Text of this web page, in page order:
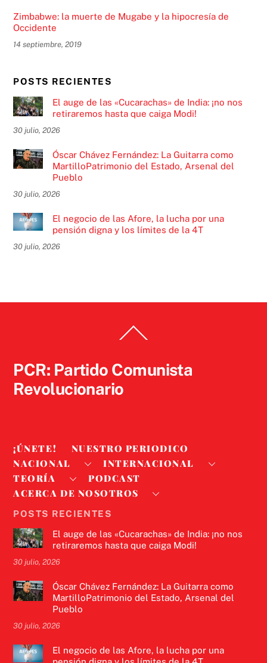
Zimbabwe: la muerte de Mugabe y la hipocresía de
Occidente
14 septiembre, 2019
POSTS RECIENTES
El auge de las «Cucarachas» de India: ¡no nos
retiraremos hasta que caiga Modi!
30 julio, 2026
Óscar Chávez Fernández: La Guitarra como
MartilloPatrimonio del Estado, Arsenal del
Pueblo
30 julio, 2026
El negocio de las Afore, la lucha por una
pensión digna y los límites de la 4T
30 julio, 2026
To
PCR: Partido Comunista
Revolucionario
¡ÚNETE!
NUESTRO PERIODICO
NACIONAL
INTERNACIONAL
TEORÍA
PODCAST
ACERCA DE NOSOTROS
POSTS RECIENTES
El auge de las «Cucarachas» de India: ¡no nos
retiraremos hasta que caiga Modi!
30 julio, 2026
Óscar Chávez Fernández: La Guitarra como
MartilloPatrimonio del Estado, Arsenal del
Pueblo
30 julio, 2026
El negocio de las Afore, la lucha por una